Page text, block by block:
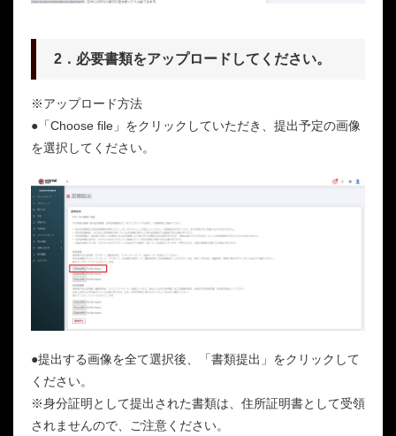
2．必要書類をアップロードしてください。
※アップロード方法
●「Choose file」をクリックしていただき、提出予定の画像
を選択してください。
●提出する画像を全て選択後、「書類提出」をクリックして
ください。
※身分証明として提出された書類は、住所証明書として受領
されませんので、ご注意ください。